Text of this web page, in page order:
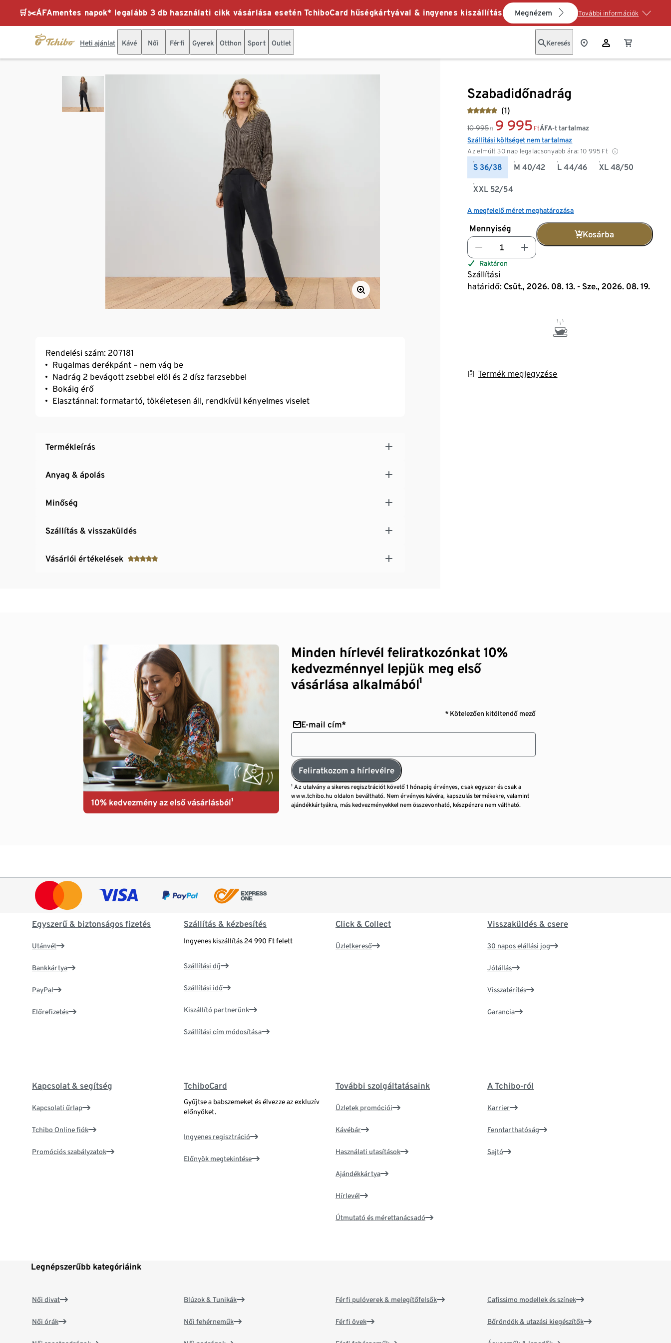
🛒✂️ÁFAmentes napok* legalább 3 db használati cikk vásárlása esetén TchiboCard hűségkártyával & ingyenes kiszállítás Megnézem További információk
Heti ajánlat Kávé Női Férfi Gyerek Otthon Sport Outlet Keresés
Szabadidőnadrág
(1)
10 995 Ft 9 995 Ft
Az elmúlt 30 nap legalacsonyabb ára: 10 995 Ft
ÁFA-t tartalmaz
Szállítási költséget nem tartalmaz
S 36/38 M 40/42 L 44/46 XL 48/50
XXL 52/54
A megfelelő méret meghatározása
Mennyiség
Kosárba
Raktáron
Szállítási
határidő: Csüt., 2026. 08. 13. - Sze., 2026. 08. 19.
Termék megjegyzése
Rendelési szám: 207181
Rugalmas derékpánt – nem vág be
Nadrág 2 bevágott zsebbel elöl és 2 dísz farzsebbel
Bokáig érő
Elasztánnal: formatartó, tökéletesen áll, rendkívül kényelmes viselet
Termékleírás
Anyag & ápolás
Minőség
Szállítás & visszaküldés
Vásárlói értékelések
10% kedvezmény az első vásárlásból¹
Minden hírlevél feliratkozónkat 10%
kedvezménnyel lepjük meg első
vásárlása alkalmából¹
* Kötelezően kitöltendő mező
E-mail cím*
Feliratkozom a hírlevélre
¹ Az utalvány a sikeres regisztrációt követő 1 hónapig érvényes, csak egyszer és csak a
www.tchibo.hu oldalon beváltható. Nem érvényes kávéra, kapszulás termékekre, valamint
ajándékkártyákra, más kedvezményekkel nem összevonható, készpénzre nem váltható.
Egyszerű & biztonságos fizetés
Utánvét
Bankkártya
PayPal
Előrefizetés
Szállítás & kézbesítés
Ingyenes kiszállítás 24 990 Ft felett
Szállítási díj
Szállítási idő
Kiszállító partnerünk
Szállítási cím módosítása
Click & Collect
Üzletkereső
Visszaküldés & csere
30 napos elállási jog
Jótállás
Visszatérítés
Garancia
Kapcsolat & segítség
Kapcsolati űrlap
Tchibo Online fiók
Promóciós szabályzatok
TchiboCard
Gyűjtse a babszemeket és élvezze az exkluzív
előnyöket.
Ingyenes regisztráció
Előnyök megtekintése
További szolgáltatásaink
Üzletek promóciói
Kávébár
Használati utasítások
Ajándékkártya
Hírlevél
Útmutató és mérettanácsadó
A Tchibo-ról
Karrier
Fenntarthatóság
Sajtó
Legnépszerűbb kategóriáink
Női divat
Női órák
Blúzok & Tunikák
Női fehérneműk
Férfi pulóverek & melegítőfelsők
Férfi övek
Cafissimo modellek és színek
Bőröndök & utazási kiegészítők